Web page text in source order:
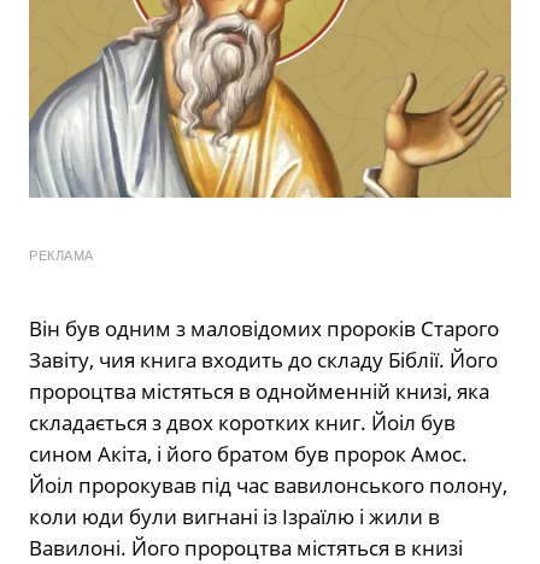
РЕКЛАМА
Він був одним з маловідомих пророків Старого
Завіту, чия книга входить до складу Біблії. Його
пророцтва містяться в однойменній книзі, яка
складається з двох коротких книг. Йоіл був
сином Акіта, і його братом був пророк Амос.
Йоіл пророкував під час вавилонського полону,
коли юди були вигнані із Ізраїлю і жили в
Вавилоні. Його пророцтва містяться в книзі